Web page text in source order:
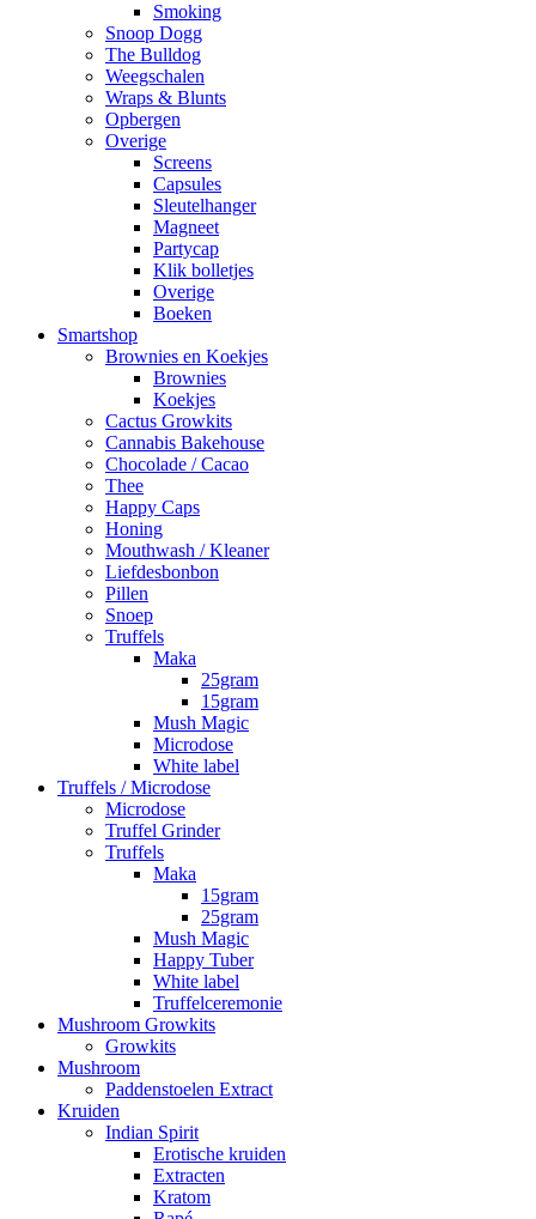
Smoking
Snoop Dogg
The Bulldog
Weegschalen
Wraps & Blunts
Opbergen
Overige
Screens
Capsules
Sleutelhanger
Magneet
Partycap
Klik bolletjes
Overige
Boeken
Smartshop
Brownies en Koekjes
Brownies
Koekjes
Cactus Growkits
Cannabis Bakehouse
Chocolade / Cacao
Thee
Happy Caps
Honing
Mouthwash / Kleaner
Liefdesbonbon
Pillen
Snoep
Truffels
Maka
25gram
15gram
Mush Magic
Microdose
White label
Truffels / Microdose
Microdose
Truffel Grinder
Truffels
Maka
15gram
25gram
Mush Magic
Happy Tuber
White label
Truffelceremonie
Mushroom Growkits
Growkits
Mushroom
Paddenstoelen Extract
Kruiden
Indian Spirit
Erotische kruiden
Extracten
Kratom